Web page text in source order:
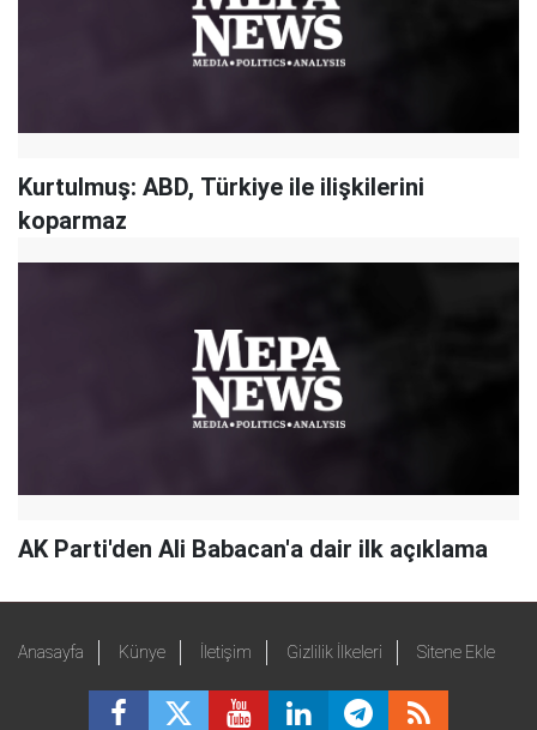
Kurtulmuş: ABD, Türkiye ile ilişkilerini
koparmaz
AK Parti'den Ali Babacan'a dair ilk açıklama
Anasayfa Künye İletişim Gizlilik İlkeleri Sitene Ekle